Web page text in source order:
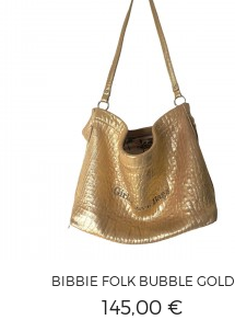
BIBBIE FOLK BUBBLE GOLD
145,00 €